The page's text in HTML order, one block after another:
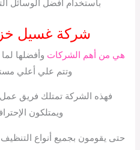
باستخدام أفضل الوسائل
شركة غسيل
هي من أهم الشركات وأفضلها
وتتم علي أعلي
فهذه الشركة تمتلك فريق عمل
ويمتلكون
حتى يقومون بجميع أنواع